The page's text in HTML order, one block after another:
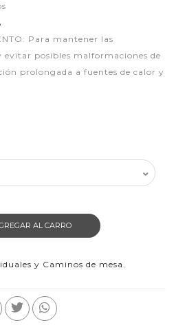
Para mantener las
evitar posibles malformaciones de
prolongada a fuentes de calor y
AL CARRO
y Caminos de mesa ,